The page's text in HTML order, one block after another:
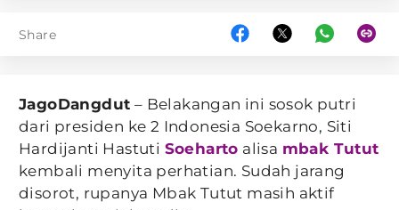
Share
JagoDangdut – Belakangan ini sosok putri
dari presiden ke 2 Indonesia Soekarno, Siti
Hardijanti Hastuti Soeharto alisa mbak Tutut
kembali menyita perhatian. Sudah jarang
disorot, rupanya Mbak Tutut masih aktif